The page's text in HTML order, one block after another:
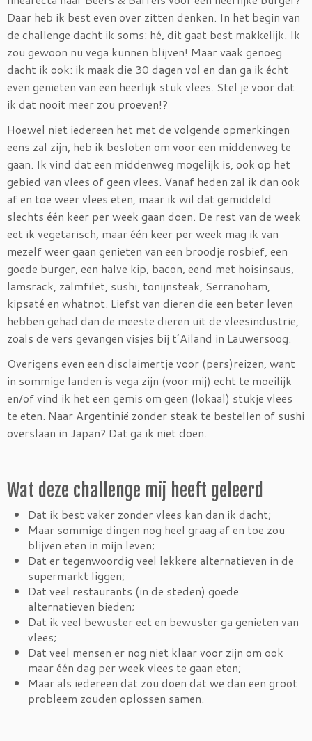
Daar heb ik best even over zitten denken. In het begin van
de challenge dacht ik soms: hé, dit gaat best makkelijk. Ik
zou gewoon nu vega kunnen blijven! Maar vaak genoeg
dacht ik ook: ik maak die 30 dagen vol en dan ga ik écht
even genieten van een heerlijk stuk vlees. Stel je voor dat
ik dat nooit meer zou proeven!?
Hoewel niet iedereen het met de volgende opmerkingen
eens zal zijn, heb ik besloten om voor een middenweg te
gaan. Ik vind dat een middenweg mogelijk is, ook op het
gebied van vlees of geen vlees. Vanaf heden zal ik dan ook
af en toe weer vlees eten, maar ik wil dat gemiddeld
slechts één keer per week gaan doen. De rest van de week
eet ik vegetarisch, maar één keer per week mag ik van
mezelf weer gaan genieten van een broodje rosbief, een
goede burger, een halve kip, bacon, eend met hoisinsaus,
lamsrack, zalmfilet, sushi, tonijnsteak, Serranoham,
kipsaté en whatnot. Liefst van dieren die een beter leven
hebben gehad dan de meeste dieren uit de vleesindustrie,
zoals de vers gevangen visjes bij t’Ailand in Lauwersoog.
Overigens even een disclaimertje voor (pers)reizen, want
in sommige landen is vega zijn (voor mij) echt te moeilijk
en/of vind ik het een gemis om geen (lokaal) stukje vlees
te eten. Naar Argentinië zonder steak te bestellen of sushi
overslaan in Japan? Dat ga ik niet doen.
Wat deze challenge mij heeft geleerd
Dat ik best vaker zonder vlees kan dan ik dacht;
Maar sommige dingen nog heel graag af en toe zou
blijven eten in mijn leven;
Dat er tegenwoordig veel lekkere alternatieven in de
supermarkt liggen;
Dat veel restaurants (in de steden) goede
alternatieven bieden;
Dat ik veel bewuster eet en bewuster ga genieten van
vlees;
Dat veel mensen er nog niet klaar voor zijn om ook
maar één dag per week vlees te gaan eten;
Maar als iedereen dat zou doen dat we dan een groot
probleem zouden oplossen samen.